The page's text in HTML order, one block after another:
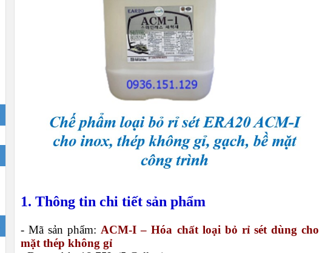
1. Thông tin chi tiết sản phẩm
- Mã sản phẩm: ACM-I – Hóa chất loại bỏ rỉ sét dùng cho
mặt thép không gỉ